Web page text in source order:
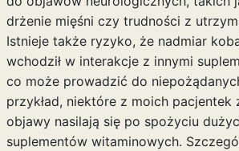
drżenie mięśni czy trudności z
Istnieje także ryzyko, że nadmiar
wchodził w interakcje z innymi
co może prowadzić do
przykład, niektóre z moich pacjentek
objawy nasilają się po spożyciu
suplementów witaminowych.